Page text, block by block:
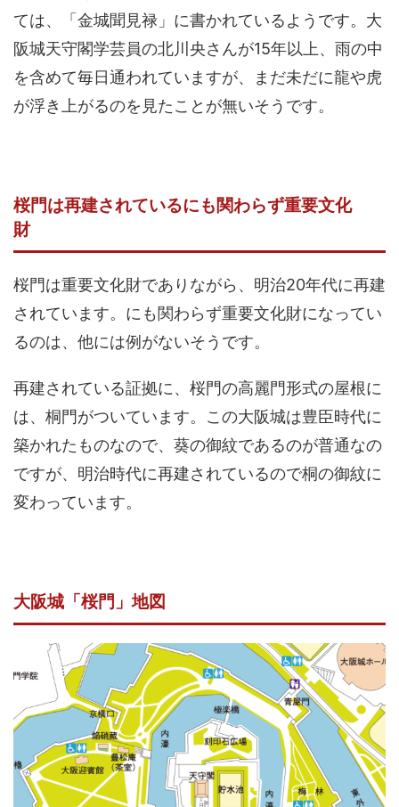
ては、「金城聞見禄」に書かれているようです。大
阪城天守閣学芸員の北川央さんが15年以上、雨の中
を含めて毎日通われていますが、まだ未だに龍や虎
が浮き上がるのを見たことが無いそうです。
桜門は再建されているにも関わらず重要文化
財
桜門は重要文化財でありながら、明治20年代に再建
されています。にも関わらず重要文化財になってい
るのは、他には例がないそうです。
再建されている証拠に、桜門の高麗門形式の屋根に
は、桐門がついています。この大阪城は豊臣時代に
築かれたものなので、葵の御紋であるのが普通なの
ですが、明治時代に再建されているので桐の御紋に
変わっています。
大阪城「桜門」地図